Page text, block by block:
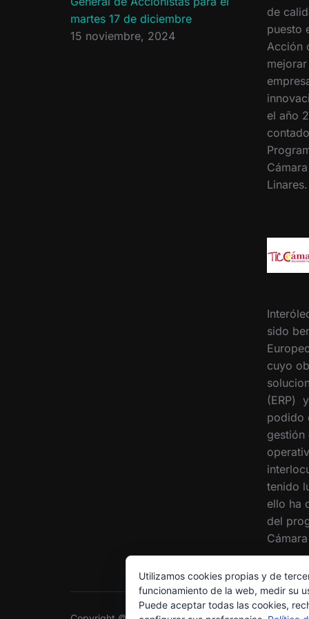
martes 17 de diciembre
15 noviembre, 2024
de
puesto
Acción
el año
sido
cuyo
(ERP)
podido
gestión
tenido
ello ha
del
Utilizamos cookies propias y de
funcionamiento de la web, medir su
Puede aceptar todas las cookies,